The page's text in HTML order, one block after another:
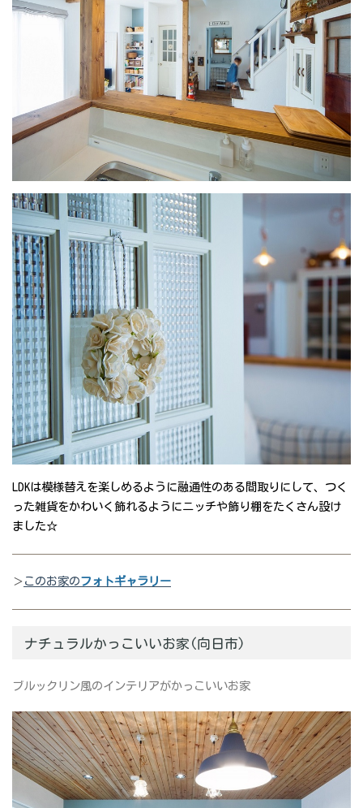
LDKは模様替えを楽しめるように融通性のある間取りにして、つく
った雑貨をかわいく飾れるようにニッチや飾り棚をたくさん設け
ました☆
＞ このお家のフォトギャラリー
ナチュラルかっこいいお家(向日市)
ブルックリン風のインテリアがかっこいいお家